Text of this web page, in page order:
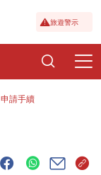
旅遊警示
申請手續